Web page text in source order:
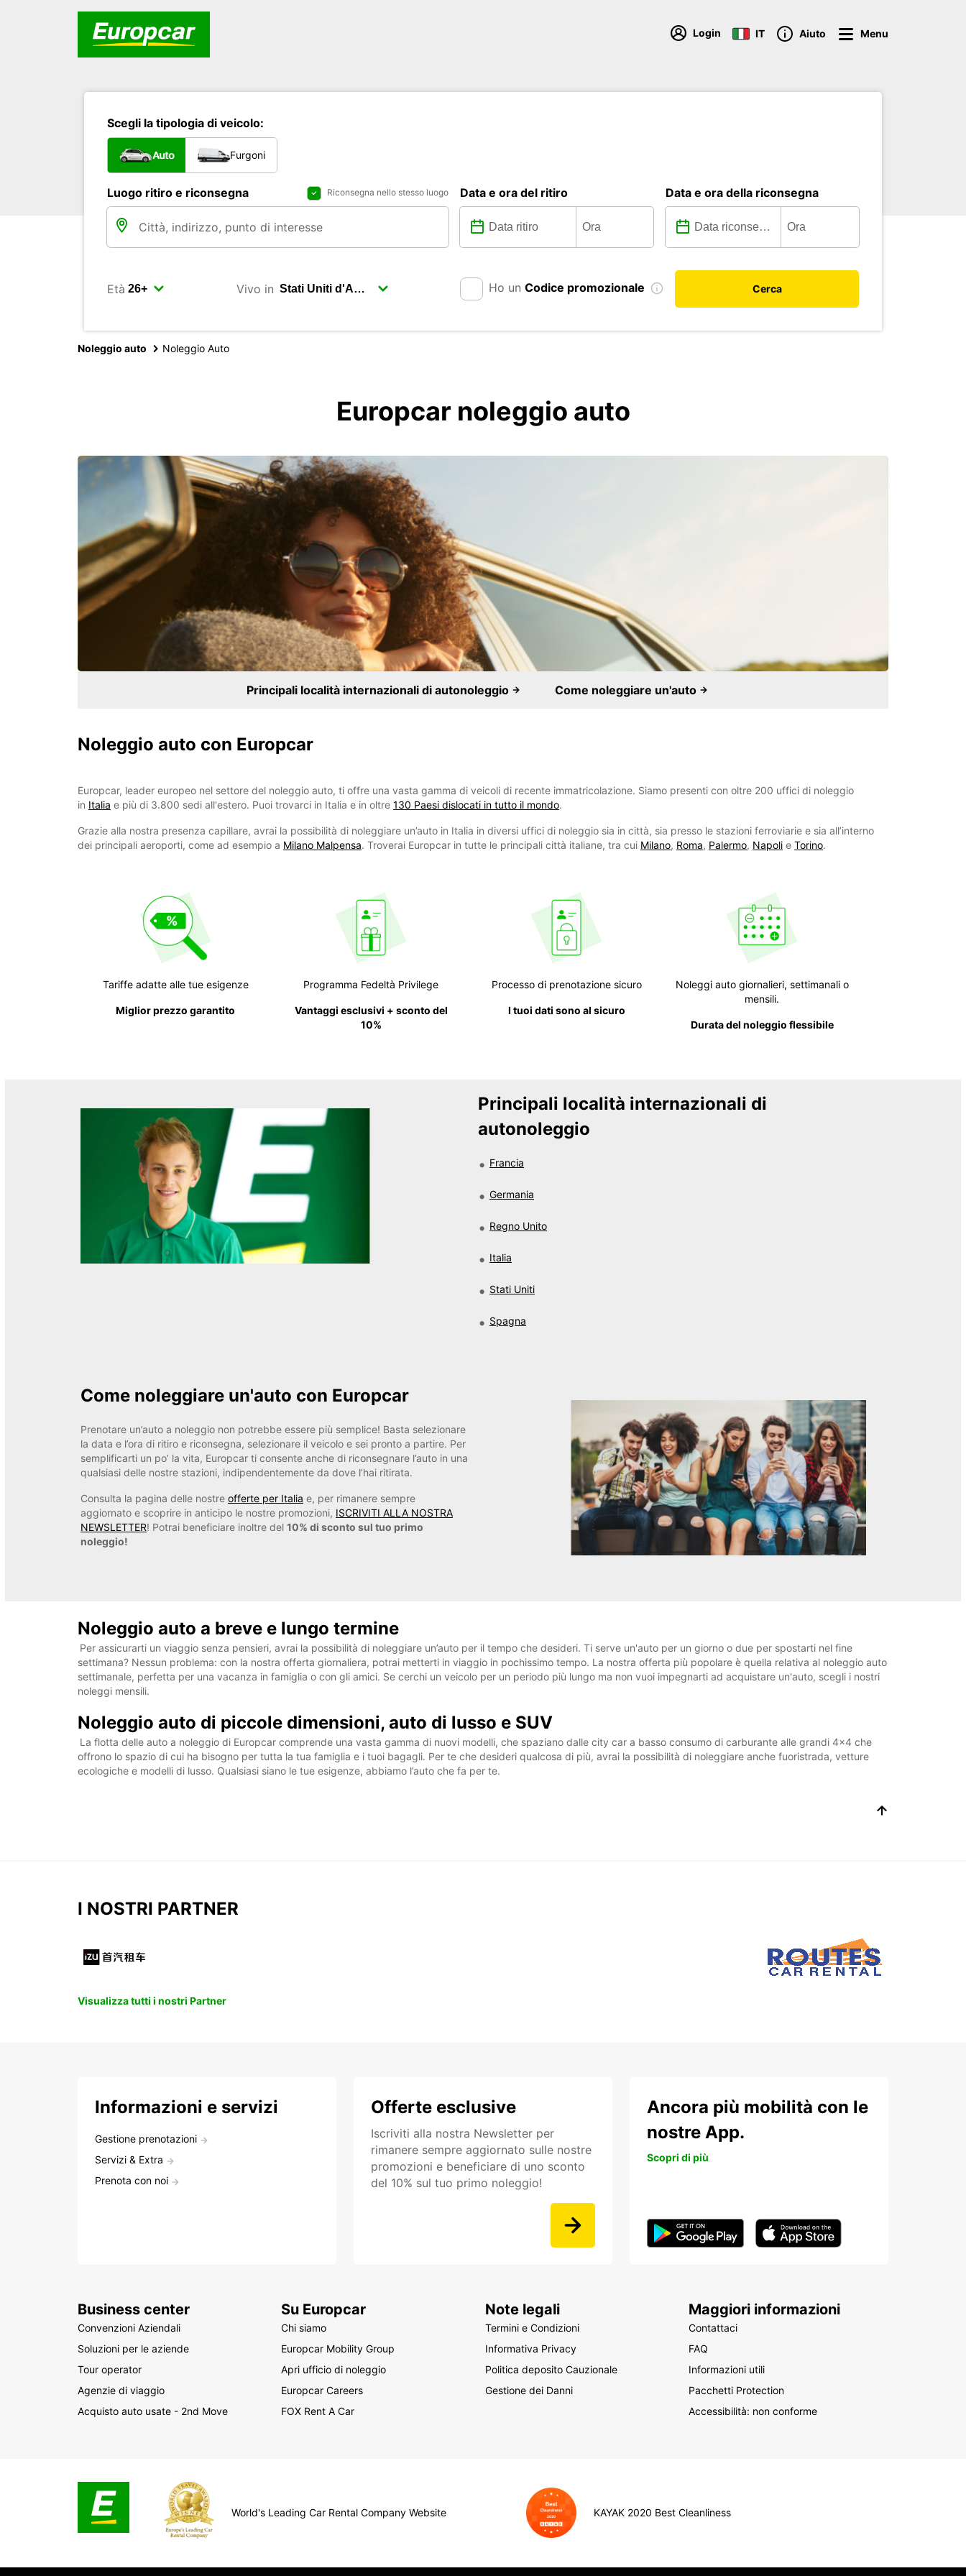
Login IT Aiuto Menu
Scegli la tipologia di veicolo:
Auto Furgoni
Luogo ritiro e riconsegna Riconsegna nello stesso luogo Data e ora del ritiro Data e ora della riconsegna
Età Vivo in Ho un Codice promozionale Cerca
Noleggio auto Noleggio Auto
Europcar noleggio auto
Principali località internazionali di autonoleggio Come noleggiare un'auto
Noleggio auto con Europcar
Europcar, leader europeo nel settore del noleggio auto, ti offre una vasta gamma di veicoli di recente immatricolazione. Siamo presenti con oltre 200 uffici di noleggio
in Italia e più di 3.800 sedi all'estero. Puoi trovarci in Italia e in oltre 130 Paesi dislocati in tutto il mondo.
Grazie alla nostra presenza capillare, avrai la possibilità di noleggiare un’auto in Italia in diversi uffici di noleggio sia in città, sia presso le stazioni ferroviarie e sia all’interno
dei principali aeroporti, come ad esempio a Milano Malpensa. Troverai Europcar in tutte le principali città italiane, tra cui Milano, Roma, Palermo, Napoli e Torino.
Tariffe adatte alle tue esigenze
Miglior prezzo garantito
Programma Fedeltà Privilege
Vantaggi esclusivi + sconto del
10%
Processo di prenotazione sicuro
I tuoi dati sono al sicuro
Noleggi auto giornalieri, settimanali o
mensili.
Durata del noleggio flessibile
Principali località internazionali di
autonoleggio
Francia
Germania
Regno Unito
Italia
Stati Uniti
Spagna
Come noleggiare un'auto con Europcar
Prenotare un’auto a noleggio non potrebbe essere più semplice! Basta selezionare
la data e l’ora di ritiro e riconsegna, selezionare il veicolo e sei pronto a partire. Per
semplificarti un po’ la vita, Europcar ti consente anche di riconsegnare l’auto in una
qualsiasi delle nostre stazioni, indipendentemente da dove l’hai ritirata.
Consulta la pagina delle nostre offerte per Italia e, per rimanere sempre
aggiornato e scoprire in anticipo le nostre promozioni, ISCRIVITI ALLA NOSTRA
NEWSLETTER! Potrai beneficiare inoltre del 10% di sconto sul tuo primo
noleggio!
Noleggio auto a breve e lungo termine
Per assicurarti un viaggio senza pensieri, avrai la possibilità di noleggiare un’auto per il tempo che desideri. Ti serve un'auto per un giorno o due per spostarti nel fine
settimana? Nessun problema: con la nostra offerta giornaliera, potrai metterti in viaggio in pochissimo tempo. La nostra offerta più popolare è quella relativa al noleggio auto
settimanale, perfetta per una vacanza in famiglia o con gli amici. Se cerchi un veicolo per un periodo più lungo ma non vuoi impegnarti ad acquistare un'auto, scegli i nostri
noleggi mensili.
Noleggio auto di piccole dimensioni, auto di lusso e SUV
La flotta delle auto a noleggio di Europcar comprende una vasta gamma di nuovi modelli, che spaziano dalle city car a basso consumo di carburante alle grandi 4x4 che
offrono lo spazio di cui ha bisogno per tutta la tua famiglia e i tuoi bagagli. Per te che desideri qualcosa di più, avrai la possibilità di noleggiare anche fuoristrada, vetture
ecologiche e modelli di lusso. Qualsiasi siano le tue esigenze, abbiamo l’auto che fa per te.
I NOSTRI PARTNER
Visualizza tutti i nostri Partner
Informazioni e servizi
Gestione prenotazioni
Servizi & Extra
Prenota con noi
Offerte esclusive
Iscriviti alla nostra Newsletter per
rimanere sempre aggiornato sulle nostre
promozioni e beneficiare di uno sconto
del 10% sul tuo primo noleggio!
Ancora più mobilità con le
nostre App.
Scopri di più
Business center
Convenzioni Aziendali
Soluzioni per le aziende
Tour operator
Agenzie di viaggio
Acquisto auto usate - 2nd Move
Su Europcar
Chi siamo
Europcar Mobility Group
Apri ufficio di noleggio
Europcar Careers
FOX Rent A Car
Note legali
Termini e Condizioni
Informativa Privacy
Politica deposito Cauzionale
Gestione dei Danni
Maggiori informazioni
Contattaci
FAQ
Informazioni utili
Pacchetti Protection
Accessibilità: non conforme
World's Leading Car Rental Company Website KAYAK 2020 Best Cleanliness